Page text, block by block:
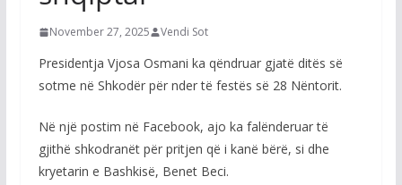
November 27, 2025 Vendi Sot
Presidentja Vjosa Osmani ka qëndruar gjatë ditës së
sotme në Shkodër për nder të festës së 28 Nëntorit.
Në një postim në Facebook, ajo ka falënderuar të
gjithë shkodranët për pritjen që i kanë bërë, si dhe
kryetarin e Bashkisë, Benet Beci.